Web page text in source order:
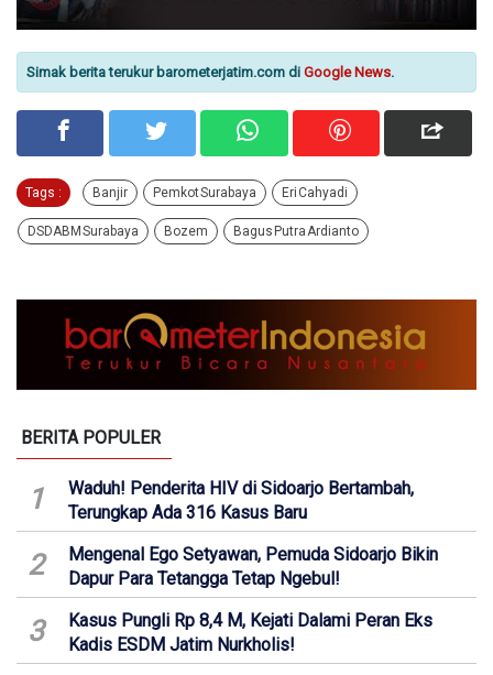
Simak berita terukur barometerjatim.com di Google News.
Tags : Banjir Pemkot Surabaya Eri Cahyadi
DSDABM Surabaya Bozem Bagus Putra Ardianto
BERITA POPULER
1
Waduh! Penderita HIV di Sidoarjo Bertambah,
Terungkap Ada 316 Kasus Baru
2
Mengenal Ego Setyawan, Pemuda Sidoarjo Bikin
Dapur Para Tetangga Tetap Ngebul!
3
Kasus Pungli Rp 8,4 M, Kejati Dalami Peran Eks
Kadis ESDM Jatim Nurkholis!